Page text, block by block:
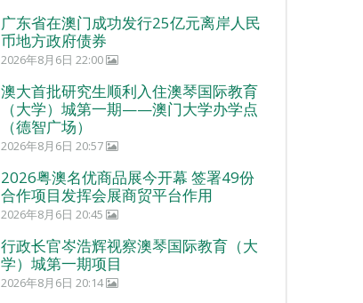
广东省在澳门成功发行25亿元离岸人民
币地方政府债券
2026年8月6日 22:00
澳大首批研究生顺利入住澳琴国际教育
（大学）城第一期——澳门大学办学点
（德智广场）
2026年8月6日 20:57
2026粤澳名优商品展今开幕 签署49份
合作项目发挥会展商贸平台作用
2026年8月6日 20:45
行政长官岑浩辉视察澳琴国际教育（大
学）城第一期项目
2026年8月6日 20:14